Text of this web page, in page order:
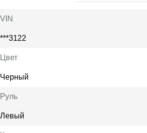
VIN
***3122
Цвет
Черный
Руль
Левый